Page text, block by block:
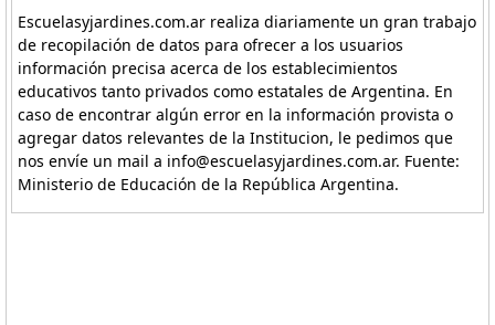
Escuelasyjardines.com.ar realiza diariamente un gran trabajo
de recopilación de datos para ofrecer a los usuarios
información precisa acerca de los establecimientos
educativos tanto privados como estatales de Argentina. En
caso de encontrar algún error en la información provista o
agregar datos relevantes de la Institucion, le pedimos que
nos envíe un mail a info@escuelasyjardines.com.ar. Fuente:
Ministerio de Educación de la República Argentina.